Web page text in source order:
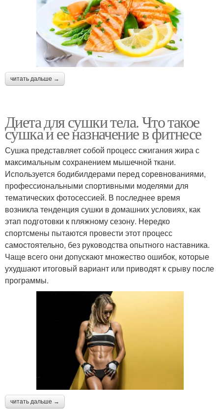
читать дальше →
Диета для сушки тела. Что такое
сушка и ее назначение в фитнесе
Сушка представляет собой процесс сжигания жира с
максимальным сохранением мышечной ткани.
Используется бодибилдерами перед соревнованиями,
профессиональными спортивными моделями для
тематических фотосессией. В последнее время
возникла тенденция сушки в домашних условиях, как
этап подготовки к пляжному сезону. Нередко
спортсмены пытаются провести этот процесс
самостоятельно, без руководства опытного наставника.
Чаще всего они допускают множество ошибок, которые
ухудшают итоговый вариант или приводят к срыву после
программы.
читать дальше →